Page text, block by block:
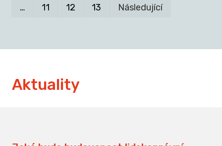
…
11 12 13 Následující
Aktuality